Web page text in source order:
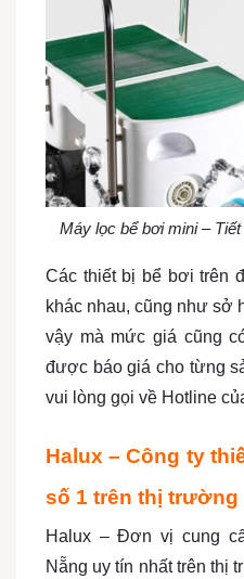
Máy lọc bể bơi mini –
Các thiết bị bể bơi trên
khác nhau, cũng như sở
vậy mà mức giá cũng
được báo giá cho từng
vui lòng gọi về Hotline
Halux – Công ty
số 1 trên thị trường
Halux – Đơn vị cung
Nẵng uy tín nhất trên thị